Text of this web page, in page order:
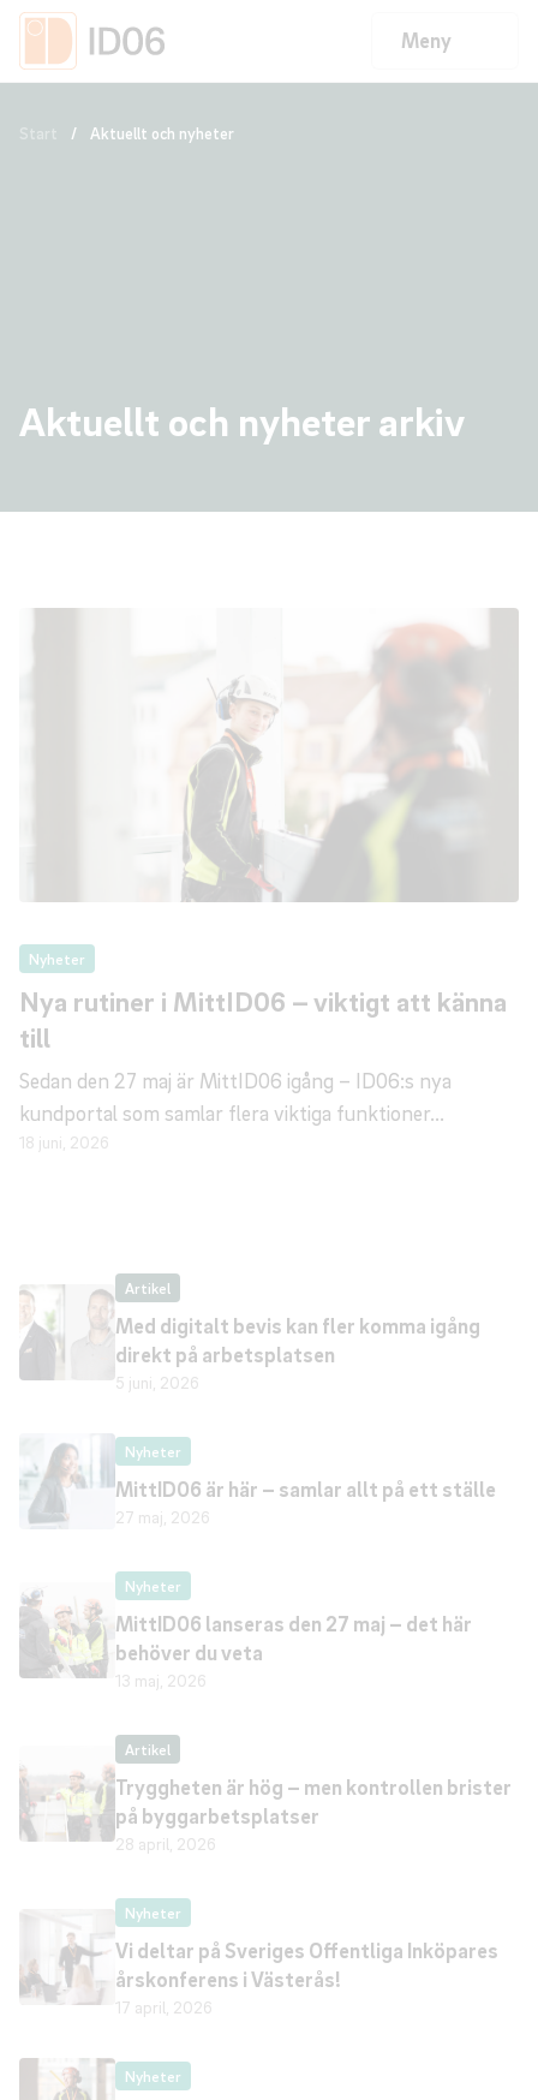
Meny
/ Aktuellt och nyheter
Aktuellt och nyheter arkiv
Nyheter
Nya rutiner i MittID06 – viktigt att känna
till
Sedan den 27 maj är MittID06 igång – ID06:s nya
kundportal som samlar flera viktiga funktioner...
18 juni, 2026
Artikel
Med digitalt bevis kan fler komma igång
direkt på arbetsplatsen
5 juni, 2026
Nyheter
MittID06 är här – samlar allt på ett ställe
27 maj, 2026
Nyheter
MittID06 lanseras den 27 maj – det här
behöver du veta
13 maj, 2026
Artikel
Tryggheten är hög – men kontrollen brister
på byggarbetsplatser
28 april, 2026
Nyheter
Vi deltar på Sveriges Offentliga Inköpares
årskonferens i Västerås!
17 april, 2026
Nyheter